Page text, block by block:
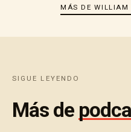
MÁS DE
SIGUE LEYENDO
Más de